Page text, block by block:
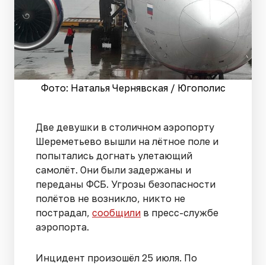
Фото: Наталья Чернявская / Югополис
Две девушки в столичном аэропорту
Шереметьево вышли на лётное поле и
попытались догнать улетающий
самолёт. Они были задержаны и
переданы ФСБ. Угрозы безопасности
полётов не возникло, никто не
пострадал, сообщили в пресс-службе
аэропорта.
Инцидент произошёл 25 июля. По